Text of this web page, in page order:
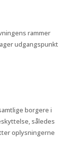
rammer
udgangspunkt
borgere i
således
oplysningerne